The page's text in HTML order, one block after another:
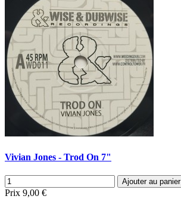
Vivian Jones - Trod On 7"
Ajouter au panier
Prix 9,00 €